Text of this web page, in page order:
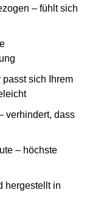
– fühlt sich
sich Ihrem
verhindert, dass
– höchste
hergestellt in